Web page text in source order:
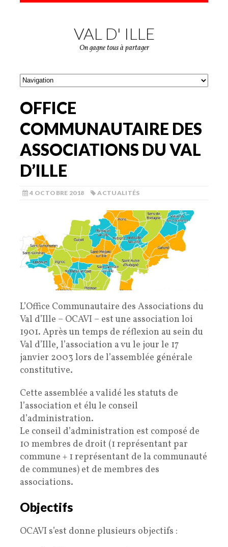
VAL D' ILLE
On gagne tous à partager
OFFICE
COMMUNAUTAIRE DES
ASSOCIATIONS DU VAL
D’ILLE
4 OCTOBRE 2018 ACTUALITÉS
L’Office Communautaire des Associations du
Val d’Ille – OCAVI – est une association loi
1901. Après un temps de réflexion au sein du
Val d’Ille, l’association a vu le jour le 17
janvier 2003 lors de l’assemblée générale
constitutive.
Cette assemblée a validé les statuts de
l’association et élu le conseil
d’administration.
Le conseil d’administration est composé de
10 membres de droit (1 représentant par
commune + 1 représentant de la communauté
de communes) et de membres des
associations.
Objectifs
OCAVI s’est donne plusieurs objectifs :